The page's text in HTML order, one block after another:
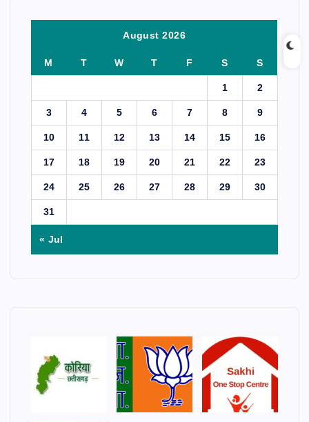
August 2026
M T W T F S S
1 2
3 4 5 6 7 8 9
10 11 12 13 14 15 16
17 18 19 20 21 22 23
24 25 26 27 28 29 30
31
« Jul